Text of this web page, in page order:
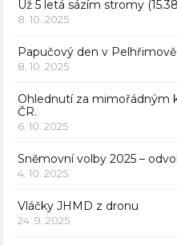
Už 5 letá sázím stromy
8. 10. 2025
Papučový den v Pelhřimově
8. 10. 2025
Ohlednutí za mimořádným
ČR.
6. 10. 2025
Sněmovní volby 2025 –
4. 10. 2025
Vláčky JHMD z dronu
24. 9. 2025